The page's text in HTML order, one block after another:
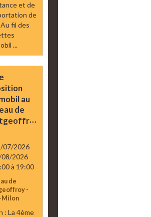
et de
de
Au fil des
...
au
de
07/2026
08/2026
à 19:00
de
-
Milon
: La 4ème